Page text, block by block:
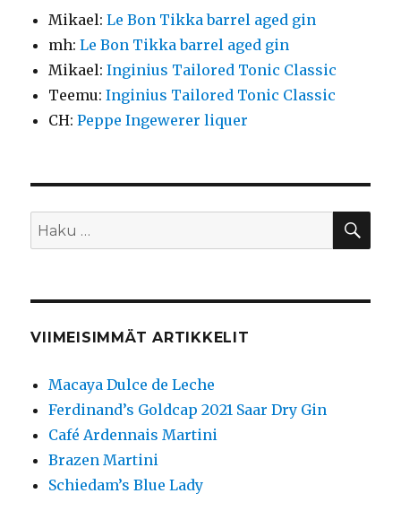
Mikael:Le Bon Tikka barrel aged gin
mh:Le Bon Tikka barrel aged gin
Mikael:Inginius Tailored Tonic Classic
Teemu:Inginius Tailored Tonic Classic
CH:Peppe Ingewerer liquer
Etsi:
VIIMEISIMMÄT ARTIKKELIT
Macaya Dulce de Leche
Ferdinand’s Goldcap 2021 Saar Dry Gin
Café Ardennais Martini
Brazen Martini
Schiedam’s Blue Lady